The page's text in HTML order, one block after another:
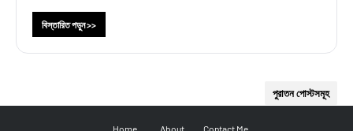
বিস্তারিত পড়ুন >>
পুরাতন পোস্টসমূহ
Home About Contact Me